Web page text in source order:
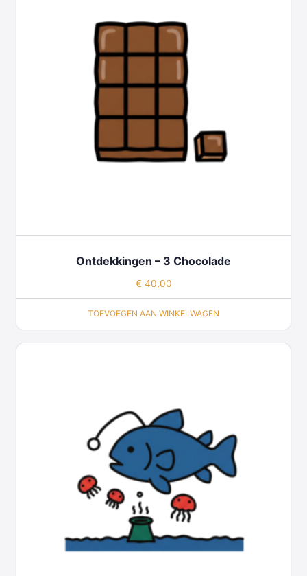
Ontdekkingen – 3 Chocolade
€ 40,00
TOEVOEGEN AAN WINKELWAGEN